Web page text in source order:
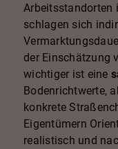
Arbeitsstandorten
schlagen sich
der Einschätzung
wichtiger ist eine
Bodenrichtwerte,
konkrete
Eigentümern
realistisch und